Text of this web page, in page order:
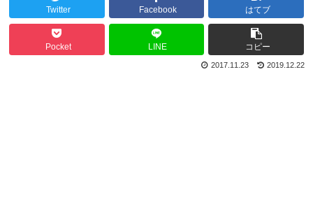
Twitter Facebook はてブ
Pocket LINE コピー
2019.12.22
2017.11.23